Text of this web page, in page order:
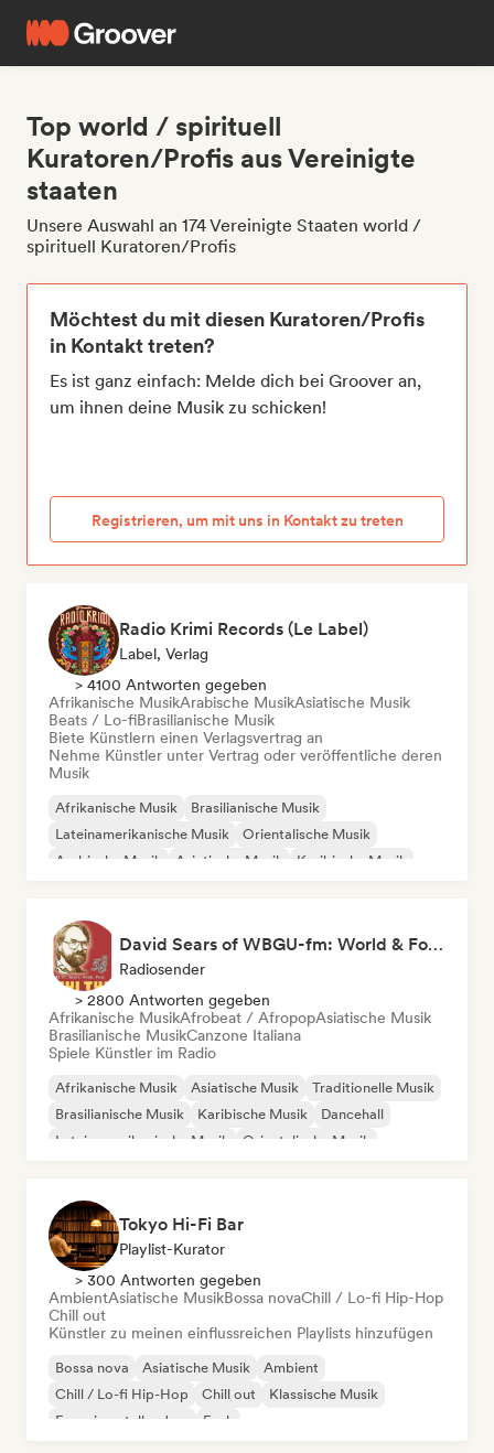
Top world / spirituell
Kuratoren/Profis aus Vereinigte
staaten
Unsere Auswahl an 174 Vereinigte Staaten world /
spirituell Kuratoren/Profis
Möchtest du mit diesen Kuratoren/Profis
in Kontakt treten?
Es ist ganz einfach: Melde dich bei Groover an,
um ihnen deine Musik zu schicken!
Registrieren, um mit uns in Kontakt zu treten
Radio Krimi Records (Le Label)
Label, Verlag
> 4100 Antworten gegeben
Afrikanische MusikArabische MusikAsiatische Musik
Beats / Lo-fiBrasilianische Musik
Biete Künstlern einen Verlagsvertrag an
Nehme Künstler unter Vertrag oder veröffentliche deren
Musik
Afrikanische Musik
Brasilianische Musik
Lateinamerikanische Musik
Orientalische Musik
Arabische Musik
Asiatische Musik
Karibische Musik
David Sears of WBGU-fm: World & Folk Music DJ
Radiosender
> 2800 Antworten gegeben
Afrikanische MusikAfrobeat / AfropopAsiatische Musik
Brasilianische MusikCanzone Italiana
Spiele Künstler im Radio
Afrikanische Musik Asiatische Musik
Traditionelle Musik
Brasilianische Musik
Karibische Musik
Dancehall
Lateinamerikanische Musik
Orientalische Musik
Tokyo Hi-Fi Bar
Playlist-Kurator
> 300 Antworten gegeben
AmbientAsiatische MusikBossa novaChill / Lo-fi Hip-Hop
Chill out
Künstler zu meinen einflussreichen Playlists hinzufügen
Bossa nova Asiatische Musik
Ambient
Chill / Lo-fi Hip-Hop
Chill out
Klassische Musik
Experimenteller Jazz
Funk